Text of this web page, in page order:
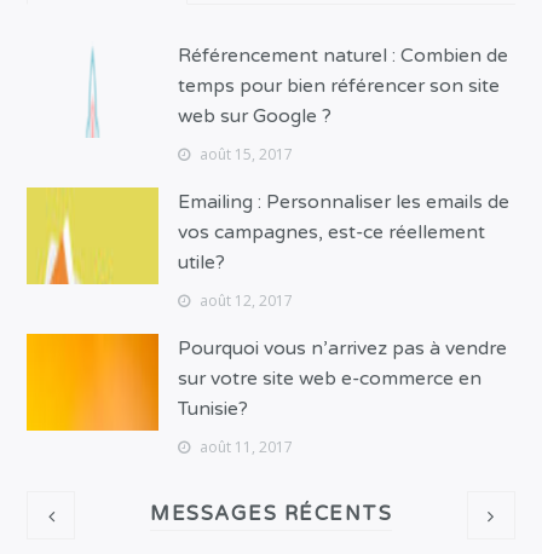
Référencement naturel : Combien de
temps pour bien référencer son site
web sur Google ?
août 15, 2017
Emailing : Personnaliser les emails de
vos campagnes, est-ce réellement
utile?
août 12, 2017
Pourquoi vous n’arrivez pas à vendre
sur votre site web e-commerce en
Tunisie?
août 11, 2017
MESSAGES RÉCENTS